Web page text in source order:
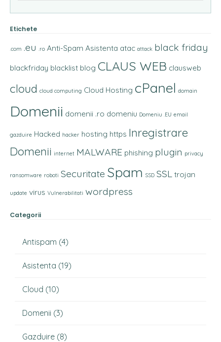
Etichete
.com .eu .ro Anti-Spam Asistenta atac attack black friday
blackfriday blacklist blog CLAUS WEB clausweb
cloud cloud computing Cloud Hosting cPanel domain
Domenii domenii .ro domeniu Domeniu .EU email
gazduire Hacked hacker hosting https Inregistrare
Domenii internet MALWARE phishing plugin privacy
ransomware roboti Securitate Spam SSD SSL trojan
update virus Vulnerabilitati wordpress
Categorii
Antispam (4)
Asistenta (19)
Cloud (10)
Domenii (3)
Gazduire (8)